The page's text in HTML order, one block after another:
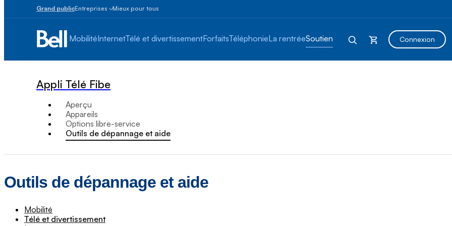
Grand publicEntreprises
entreprises
100
Moyennes
grandes
Plus
de
100
Mieux pour tous
MobilitéInternetTélé et divertissementForfaitsTéléphonieLa rentréeSoutien Connexion
Appli Télé Fibe
Aperçu
Appareils
Options libre-service
Outils de dépannage et aide
Outils de dépannage et aide
Mobilité
Télé et divertissement